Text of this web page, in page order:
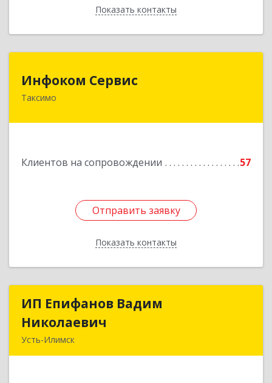
Показать контакты
Назад
Инфоком Сервис
Таксимо
Клиентов на сопровождении 57
Отправить заявку
Показать контакты
671560, Республика Бурятия, Муйский р-н, пгт.
Отправить заявку
Назад
ИП Епифанов Вадим
Николаевич
Усть-Илимск
ИП Епифанов Вадим